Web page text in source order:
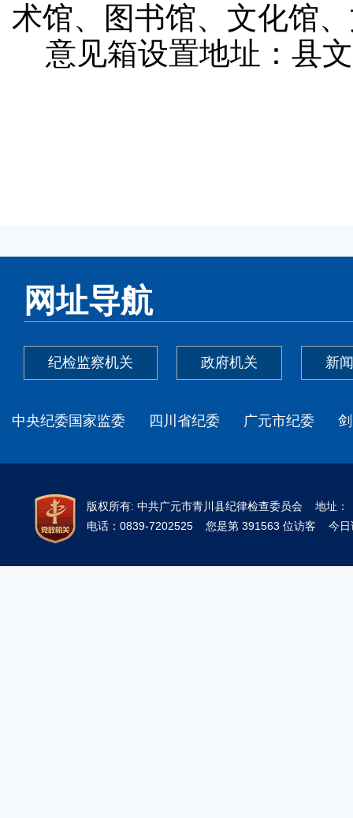
术馆、图书馆、文化馆
意见箱设置地址： 县
网址导航
纪检监察机关 政府机关 新
中央纪委国家监委 四川省纪委 广元市纪委
版权所有: 中共广元市青川县纪律检查委员会 地址
电话：0839-7202525 您是第 391563 位访客 今